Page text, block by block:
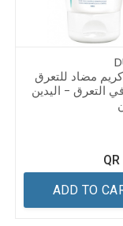
مضاد للتعرق
التعرق - اليدين
QR
ADD TO